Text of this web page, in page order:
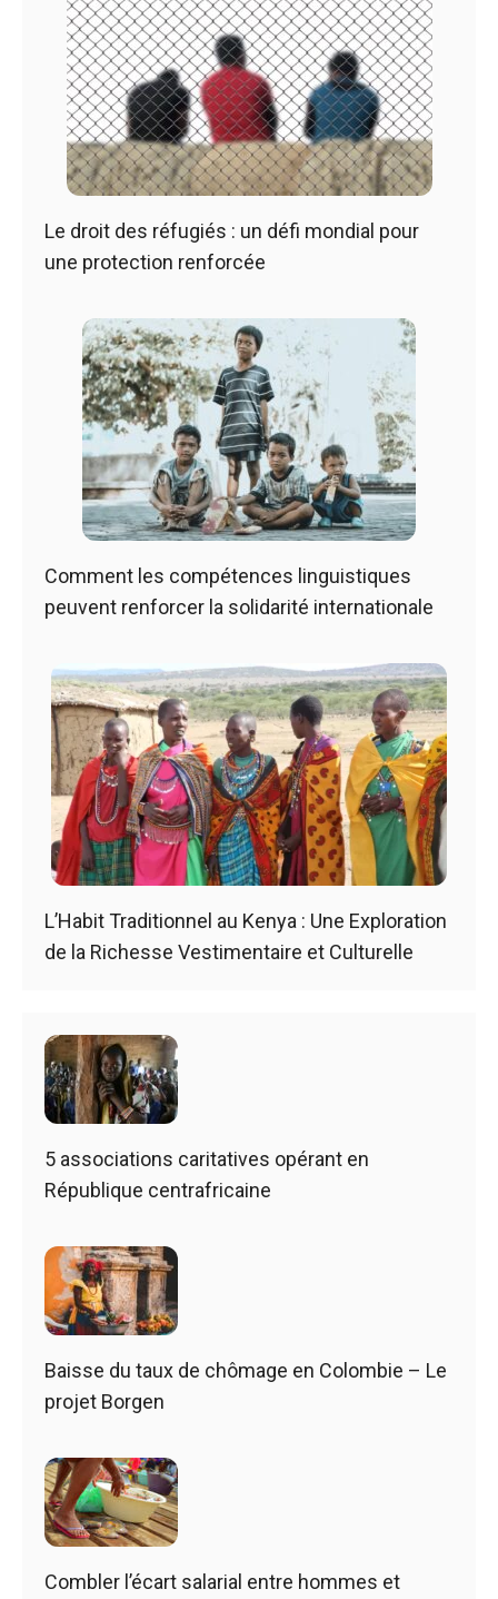
Le droit des réfugiés : un défi mondial pour
une protection renforcée
Comment les compétences linguistiques
peuvent renforcer la solidarité internationale
L’Habit Traditionnel au Kenya : Une Exploration
de la Richesse Vestimentaire et Culturelle
5 associations caritatives opérant en
République centrafricaine
Baisse du taux de chômage en Colombie – Le
projet Borgen
Combler l’écart salarial entre hommes et